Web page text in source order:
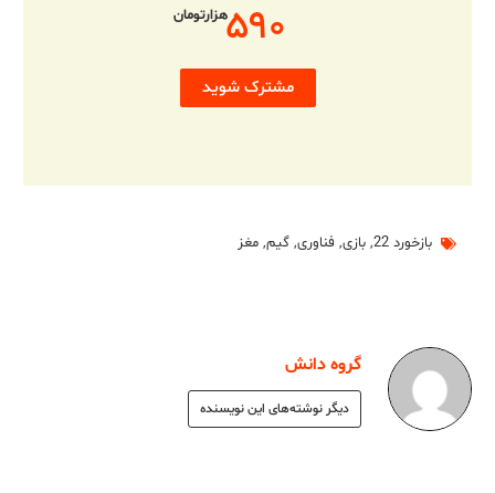
۵۹۰هزارتومان
مشترک شوید
بازخورد 22 , بازی, فناوری, گیم, مغز
گروه دانش
دیگر نوشته‌های این نویسنده